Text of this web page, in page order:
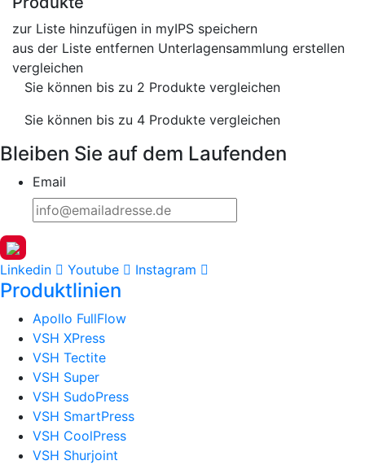
zur Liste hinzufügen in myIPS speichern
aus der Liste entfernen Unterlagensammlung erstellen
vergleichen
Sie können bis zu 2 Produkte vergleichen
Sie können bis zu 4 Produkte vergleichen
Bleiben Sie auf dem Laufenden
Email
Linkedin Youtube Instagram
Produktlinien
Apollo FullFlow
VSH XPress
VSH Tectite
VSH Super
VSH SudoPress
VSH SmartPress
VSH CoolPress
VSH Shurjoint